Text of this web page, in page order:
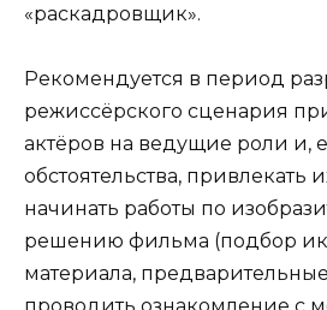
«раскадровщик».
Рекомендуется в период
режиссёрского сценария
актёров на ведущие роли и,
обстоятельства, привлекать
начинать работы по
решению фильма (подбор
материала,